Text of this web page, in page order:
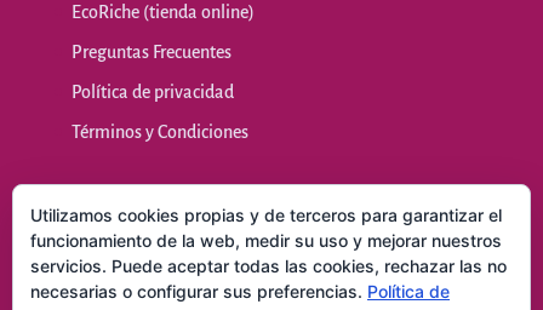
EcoRiche (tienda online)
Preguntas Frecuentes
Política de privacidad
Términos y Condiciones
Nuestras sala
Masajes y Técnicas Naturales
Utilizamos cookies propias y de terceros para garantizar el
funcionamiento de la web, medir su uso y mejorar nuestros
servicios. Puede aceptar todas las cookies, rechazar las no
necesarias o configurar sus preferencias. Política de